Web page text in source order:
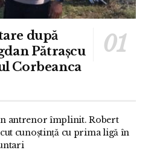
după
Pătrașcu
Corbeanca
antrenor împlinit. Robert
cunoștință cu prima ligă în